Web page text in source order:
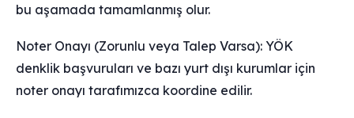
bu aşamada tamamlanmış olur.
Noter Onayı (Zorunlu veya Talep Varsa): YÖK
denklik başvuruları ve bazı yurt dışı kurumlar için
noter onayı tarafımızca koordine edilir.